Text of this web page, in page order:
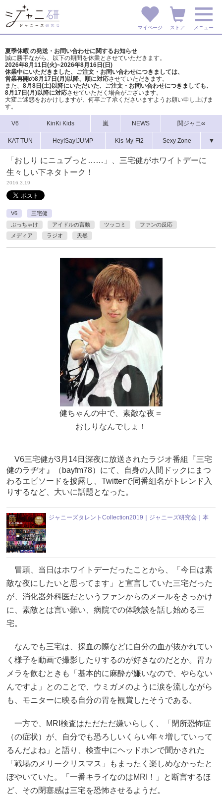
マイページ ストア メニュー
夏季休暇 の発送・お問い合わせに関するお知らせ
誠に勝手ながら、以下の期間を休業とさせていただきます。
2026年8月11日(火)~2026年8月16日(日)
休業中にいただきました、ご注文・お問い合わせにつきましては、
営業再開の8月17日(月)以降、順に対応させていただきます。
また、 8月8日(土)以降にいただいた、ご注文・ お問い合わせにつきましても、
8月17日(月)以降に対応させていただく場合がございます。
大変ご迷惑をおかけしますが、 何卒ご了承くださいますようお願い申し上げま
す。
V6 KinKi Kids 嵐 NEWS 関ジャニ∞
KAT-TUN Hey!Say!JUMP Kis-My-Ft2 Sexy Zone ▼
「おしり にニュプっと……」、三宅健がホワイトデーに
生々しい下ネタトーク！
2016.3.19
V6
三宅健
ぶっちゃけ
アイドルの言動 ツッコミ
ファンの反応
メディア
ラジオ 天然
健ちゃんの中で、素敵な夜＝
おしりなんでしょ！
V6三宅健が3月14日深夜に放送されたラジオ番組『三宅
健のラヂオ』（bayfm78）にて、自身の人間ドックにまつ
わるエピソードを披露し、Twitterで同番組名がトレンド入
りするなど、大いに話題となった。
ジャニーズタレントCollection2019｜ジャニーズ研究会｜本
冒頭、当日はホワイトデーだったことから、「今日は素
敵な夜にしたいと思ってます」と宣言していた三宅だった
が、消化器外科医だというファンからのメールをきっかけ
に、素敵とは言い難い、病院での体験談を話し始める三
宅。
なんでも三宅は、採血の際などに自分の血が抜かれてい
く様子を動画で撮影したりするのが好きなのだとか。胃カ
メラを飲むときも「基本的に麻酔が嫌いなので、やらない
んですよ」とのことで、ウミガメのように涙を流しながら
も、モニターに映る自分の胃を観賞したそうである。
一方で、MRI検査はただただ嫌いらしく、「閉所恐怖症
（の症状）が、自分でも恐ろしいくらい年々増していって
るんだよね」と語り、検査中にヘッドホンで聞かされた
「戦場のメリークリスマス」もまったく楽しめなかったと
ぼやいていた。「一番キライなのはMRI！」と断言するほ
ど、その閉塞感は三宅を恐怖させるようだ。